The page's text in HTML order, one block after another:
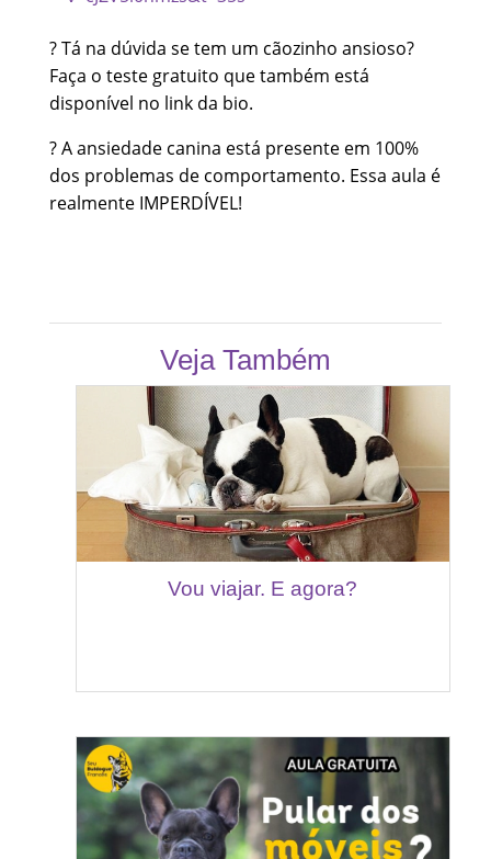
? Tá na dúvida se tem um cãozinho ansioso?
Faça o teste gratuito que também está
disponível no link da bio.
? A ansiedade canina está presente em 100%
dos problemas de comportamento. Essa aula é
realmente IMPERDÍVEL!
Veja Também
Vou viajar. E agora?